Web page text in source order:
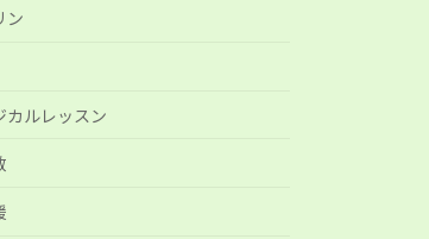
ン
カルレッスン